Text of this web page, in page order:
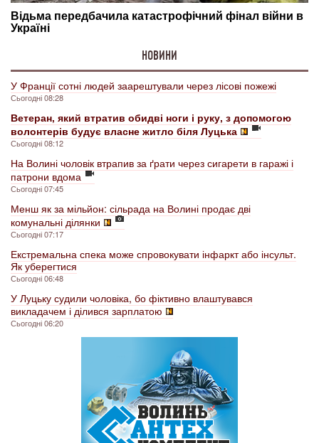
НОВИНИ
У Франції сотні людей заарештували через лісові пожежі
Сьогодні 08:28
Ветеран, який втратив обидві ноги і руку, з допомогою
волонтерів будує власне житло біля Луцька
Сьогодні 08:12
На Волині чоловік втрапив за ґрати через сигарети в гаражі і
патрони вдома
Сьогодні 07:45
Менш як за мільйон: сільрада на Волині продає дві
комунальні ділянки
Сьогодні 07:17
Екстремальна спека може спровокувати інфаркт або інсульт.
Як уберегтися
Сьогодні 06:48
У Луцьку судили чоловіка, бо фіктивно влаштувався
викладачем і ділився зарплатою
Сьогодні 06:20